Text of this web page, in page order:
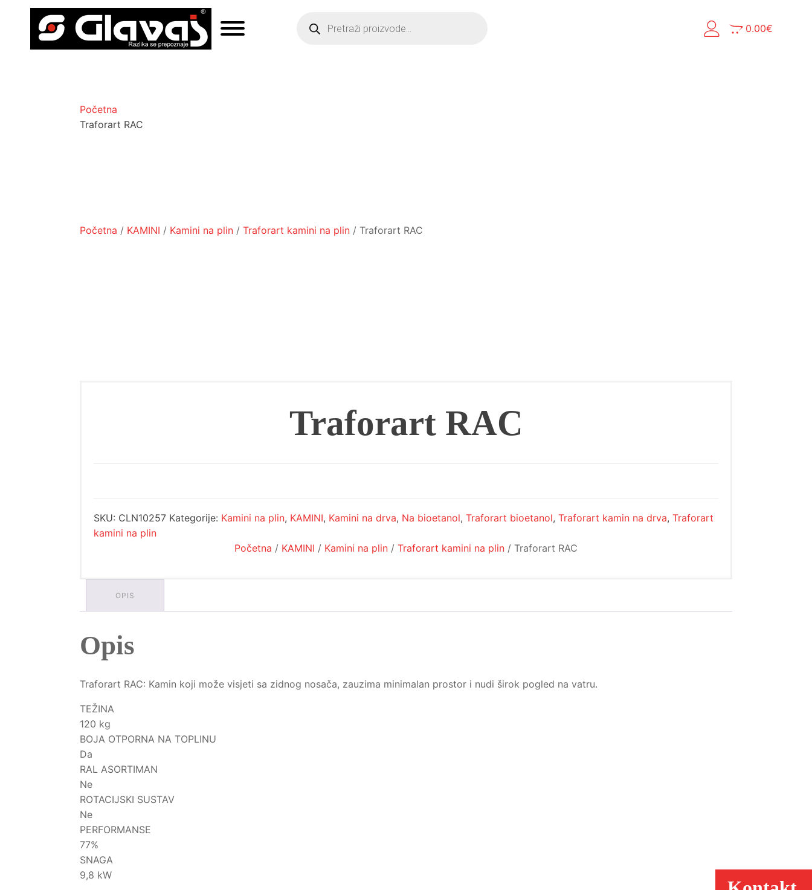
Products
search
0.00€
Početna
Traforart RAC
Početna / KAMINI / Kamini na plin / Traforart kamini na plin / Traforart RAC
Traforart RAC
SKU: CLN10257 Kategorije: Kamini na plin, KAMINI, Kamini na drva, Na bioetanol, Traforart bioetanol, Traforart kamin na drva, Traforart
kamini na plin
Početna / KAMINI / Kamini na plin / Traforart kamini na plin / Traforart RAC
OPIS
Opis
Traforart RAC: Kamin koji može visjeti sa zidnog nosača, zauzima minimalan prostor i nudi širok pogled na vatru.
TEŽINA
120 kg
BOJA OTPORNA NA TOPLINU
Da
RAL ASORTIMAN
Ne
ROTACIJSKI SUSTAV
Ne
PERFORMANSE
77%
SNAGA
9,8 kW